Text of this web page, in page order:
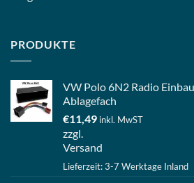
PRODUKTE
VW Polo 6N2 Radio
Ablagefach
€11,49 inkl. MwST
zzgl.
Versand
Lieferzeit: 3-7 Werktage Inland